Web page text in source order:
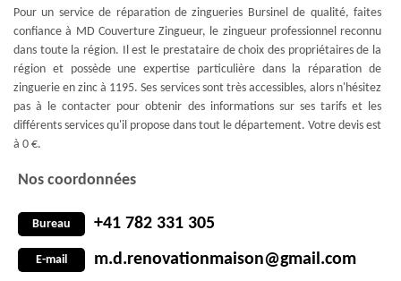
Pour un service de réparation de zingueries Bursinel de qualité, faites
confiance à MD Couverture Zingueur, le zingueur professionnel reconnu
dans toute la région. Il est le prestataire de choix des propriétaires de la
région et possède une expertise particulière dans la réparation de
zinguerie en zinc à 1195. Ses services sont très accessibles, alors n'hésitez
pas à le contacter pour obtenir des informations sur ses tarifs et les
différents services qu'il propose dans tout le département. Votre devis est
à 0 €.
Nos coordonnées
Bureau +41 782 331 305
E-mail m.d.renovationmaison@gmail.com